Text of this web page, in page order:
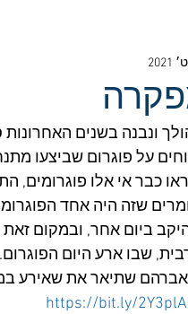
ונבנה בשנים
על פוגרום שביצעו
כבר אי אלו פוגרומים,
שזה היה אחד
ביום אחר, ובמקום
שבו ארע היום
https://bit.ly/